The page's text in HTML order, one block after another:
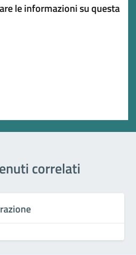
le informazioni su questa
correlati